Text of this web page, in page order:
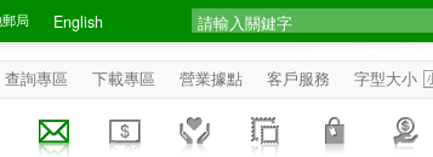
局 English
查詢專區 下載專區 營業據點 客戶服務 字型大小